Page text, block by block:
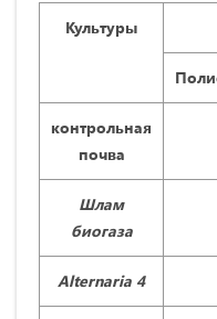
Культуры
контрольная
почва
Шлам
биогаза
Alternaria 4